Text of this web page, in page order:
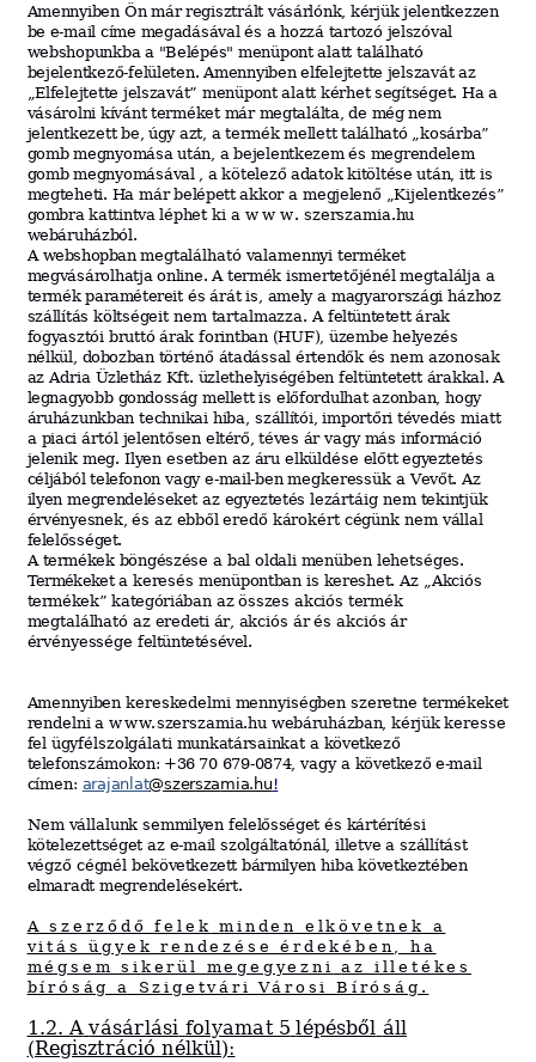
Amennyiben Ön már regisztrált vásárlónk, kérjük jelentkezzen
be e-mail címe megadásával és a hozzá tartozó jelszóval
webshopunkba a "Belépés" menüpont alatt található
bejelentkező-felületen. Amennyiben elfelejtette jelszavát az
„Elfelejtette jelszavát” menüpont alatt kérhet segítséget. Ha a
vásárolni kívánt terméket már megtalálta, de még nem
jelentkezett be, úgy azt, a termék mellett található „kosárba”
gomb megnyomása után, a bejelentkezem és megrendelem
gomb megnyomásával , a kötelező adatok kitöltése után, itt is
megteheti. Ha már belépett akkoramegjelenő
„Kijelentkezés”
gombra kattintva léphet ki a www.szerszamia.hu
webáruházból.
A webshopbanmegtalálható valamennyiterméket
megvásárolhatja online. Atermék ismertetőjénél megtalálja a
termék paramétereit és árát is, amelya magyarországi házhoz
szállítás költségeitnem tartalmazza. A feltüntetett árak
fogyasztói bruttó árak forintban (HUF), üzembe helyezés
nélkül, dobozban történő átadással értendők és nemazonosak
az Adria Üzletház Kft. üzlethelyiségében feltüntetett árakkal. A
legnagyobb gondosság mellett is előfordulhat azonban, hogy
áruházunkban technikai hiba, szállítói, importőri tévedés miatt
a piaci ártól jelentősen eltérő, téves ár vagy más információ
jelenik meg. Ilyen esetben az áru elküldése előtt egyeztetés
céljából telefonon vagy e-mail-ben megkeressükaVevőt. Az
ilyen megrendeléseket az egyeztetés lezártáignem tekintjük
érvényesnek, és az ebből eredő károkért cégünknem vállal
felelősséget.
A termékek böngészése a bal oldali menüben lehetséges.
Termékeketa keresés menüpontban is kereshet. Az
„Akciós
termékek” kategóriában az összes akciós termék
megtalálható az eredeti ár, akciós ár és akciós ár
érvényessége feltüntetésével.
Amennyiben kereskedelmi mennyiségben szeretne termékeket
rendelni awww.szerszamia.hu webáruházban kérjük keresse
fel ügyfélszolgálati munkatársainkata következő
telefonszámokon: +36 70 679-0874, vagya következőe-mail
címen: arajanlat@szerszamia.hu !
Nem vállalunk semmilyen felelősséget és kártérítési
kötelezettséget az e-mail szolgáltatónál, illetve aszállítást
végző cégnél bekövetkezett bármilyen hiba következtében
elmaradt megrendelésekért.
A szerződő felek
minden elkövetnek a
vitás ügyek rendezése érdekében, ha
mégsem sikerül megegyezni
az illetékes
bíróság a Szigetvári Városi Bíróság.
1.2. A vásárlási folyamat5 lépésből áll
(Regisztráció nélkül):